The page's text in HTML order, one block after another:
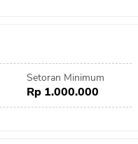
Setoran Minimum
Rp 1.000.000